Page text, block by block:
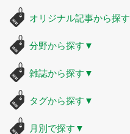
オリジナル記事から探す
分野から探す ▼
雑誌から探す ▼
タグから探す ▼
月別で探す ▼